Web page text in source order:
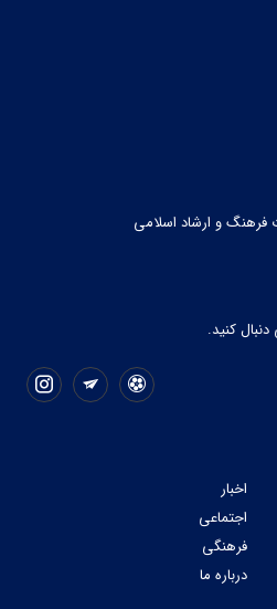
فرهنگ و ارشاد اسلامی
کنید.
اخبار
اجتماعی
فرهنگی
درباره ما